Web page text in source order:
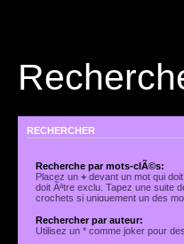
RECHERCHER
Recherche par mots-clÃ©s:
Placez un+ devant un mot qui
doit Ãªtre exclu. Tapez une suite
crochets si uniquement un des
Rechercher par auteur:
Utilisez un * comme joker pour